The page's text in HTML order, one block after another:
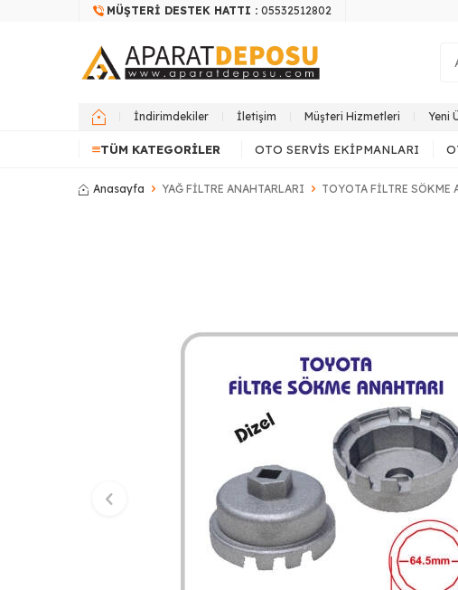
MÜŞTERI DESTEK HATTI : 05532512802
İndirimdekiler İletişim Müşteri Hizmetleri Yeni
TÜM KATEGORILER OTO SERVIS EKIPMANLARI
Anasayfa YAĞ FİLTRE ANAHTARLARI TOYOTA FİLTRE SÖKME